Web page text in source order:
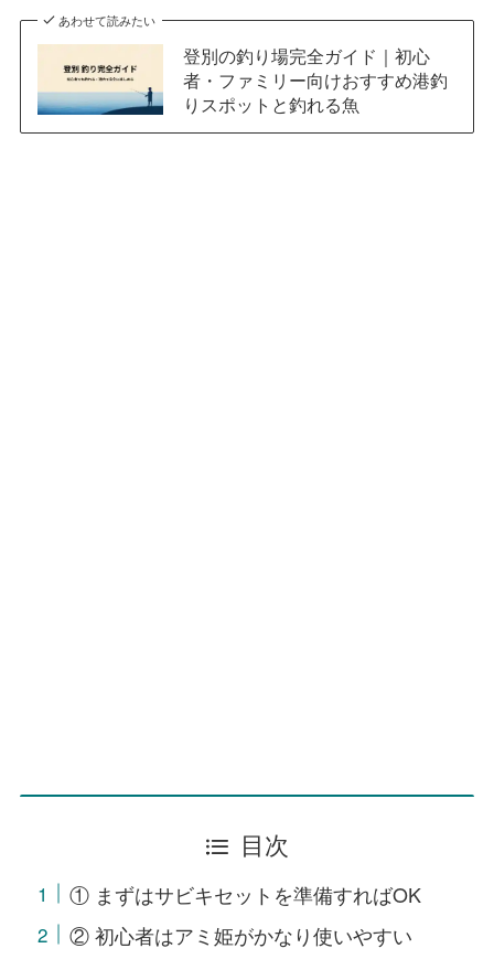
あわせて読みたい
登別の釣り場完全ガイド｜初心
者・ファミリー向けおすすめ港釣
りスポットと釣れる魚
目次
① まずはサビキセットを準備すればOK
② 初心者はアミ姫がかなり使いやすい